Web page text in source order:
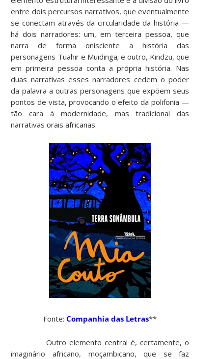
entre dois percursos narrativos, que eventualmente
se conectam através da circularidade da história —
há dois narradores: um, em terceira pessoa, que
narra de forma onisciente a história das
personagens Tuahir e Muidinga; e outro, Kindzu, que
em primeira pessoa conta a própria história. Nas
duas narrativas esses narradores cedem o poder
da palavra a outras personagens que expõem seus
pontos de vista, provocando o efeito da polifonia —
tão cara à modernidade, mas tradicional das
narrativas orais africanas.
Fonte:Companhia das Letras**
Outro elemento central é, certamente, o
imaginário africano, moçambicano, que se faz